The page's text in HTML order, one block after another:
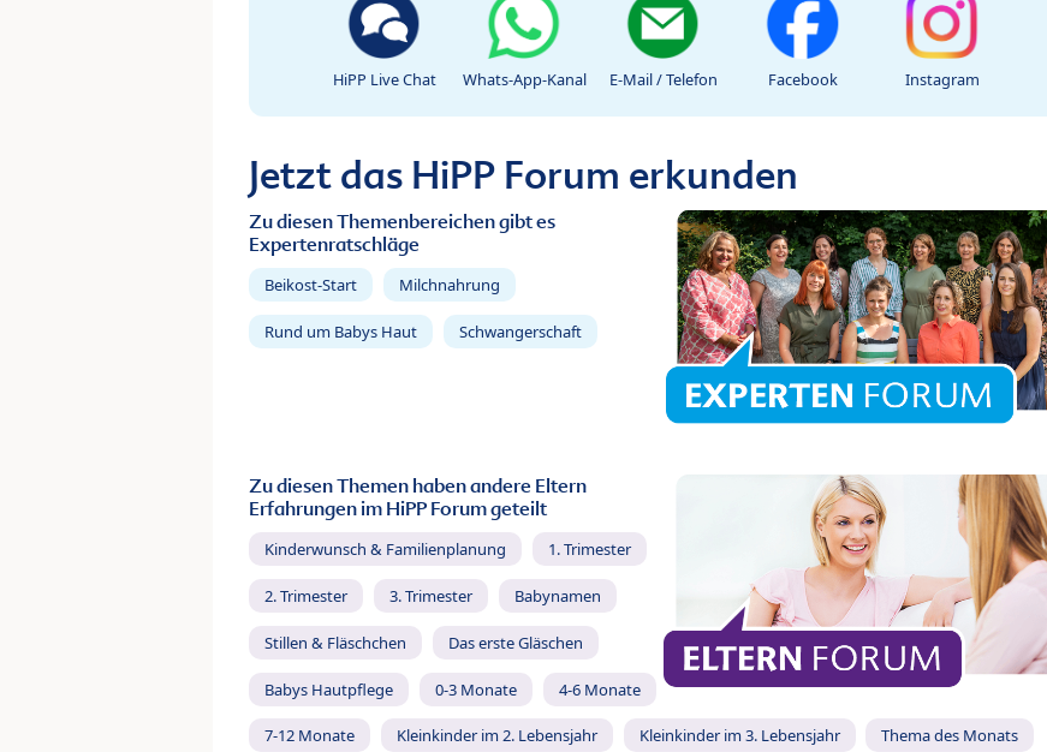
HiPP Live Chat Whats-App-Kanal E-Mail / Telefon Facebook Instagram
Jetzt das HiPP Forum erkunden
Zu diesen Themenbereichen gibt es
Expertenratschläge
Beikost-Start Milchnahrung
Rund um Babys Haut Schwangerschaft
Zu diesen Themen haben andere Eltern
Erfahrungen im HiPP Forum geteilt
Kinderwunsch & Familienplanung 1. Trimester
2. Trimester 3. Trimester Babynamen
Stillen & Fläschchen Das erste Gläschen
Babys Hautpflege 0-3 Monate 4-6 Monate
7-12 Monate Kleinkinder im 2. Lebensjahr Kleinkinder im 3. Lebensjahr Thema des Monats